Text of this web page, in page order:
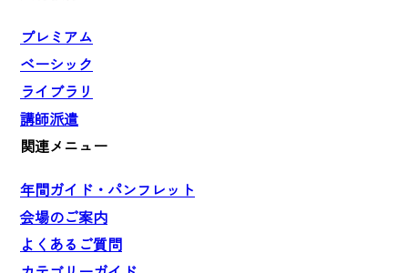
プレミアム
ベーシック
ライブラリ
講師派遣
関連メニュー
年間ガイド・パンフレット
会場のご案内
よくあるご質問